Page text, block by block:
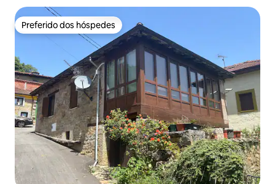
Preferido dos hóspedes
Preferido dos hóspedes